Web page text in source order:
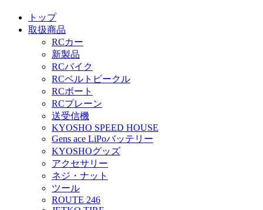
トップ
取扱商品
RCカー
新製品
RCバイク
RCベルトビークル
RCボート
RCプレーン
送受信機
KYOSHO SPEED HOUSE
Gens ace LiPoバッテリー
KYOSHOグッズ
アクセサリー
ネジ・ナット
ツール
ROUTE 246